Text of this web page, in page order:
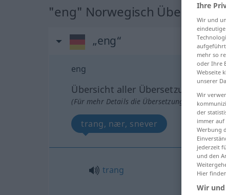
"eng" Norwegisch
„eng“
eng
Übersicht aller Übersetzungen
(Für mehr Details die Übersetzung anklicken/
trang, nær, snever
trang
Ihre
Wir und
mehr so
oder Ihre
Webseite
unserer
Wir
der
immer
Werbung
jederzeit
und den
Hier
Wir